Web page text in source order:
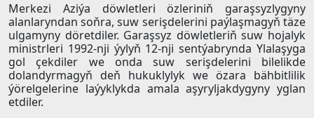
Merkezi Aziýa döwletleri özleriniň garaşsyzlygyny
alanlaryndan soňra, suw serişdelerini paýlaşmagyň täze
ulgamyny döretdiler. Garaşsyz döwletleriň suw hojalyk
ministrleri 1992-nji ýylyň 12-nji sentýabrynda Ylalaşyga
gol çekdiler we onda suw serişdelerini bilelikde
dolandyrmagyň deň hukuklylyk we özara bähbitlilik
ýörelgelerine laýyklykda amala aşyryljakdygyny yglan
etdiler.